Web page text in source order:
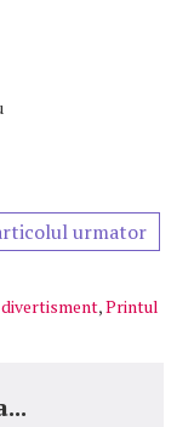
urmator
divertisment,Printul